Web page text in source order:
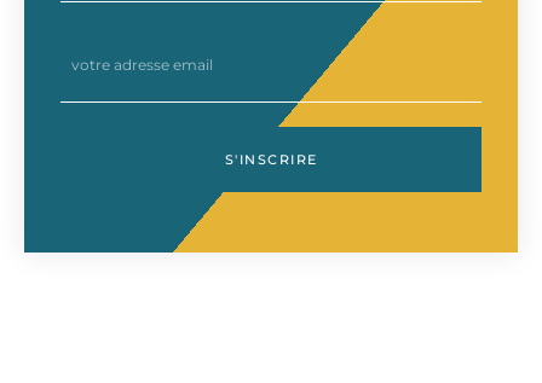
S'INSCRIRE